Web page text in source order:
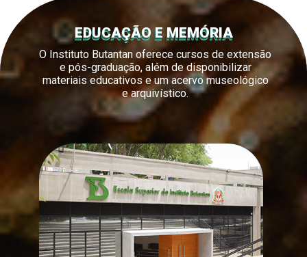
EDUCAÇÃO E MEMÓRIA
O Instituto Butantan oferece cursos de extensão
e pós-graduação, além de disponibilizar
materiais educativos e um acervo museológico
e arquivístico.